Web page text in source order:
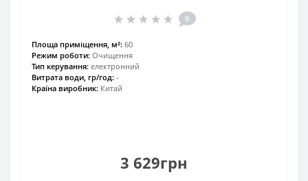
0
Площа приміщення, м²: 60
Режим роботи: Очищення
Тип керування: електронний
Витрата води, гр/год: -
Країна виробник: Китай
3 629грн